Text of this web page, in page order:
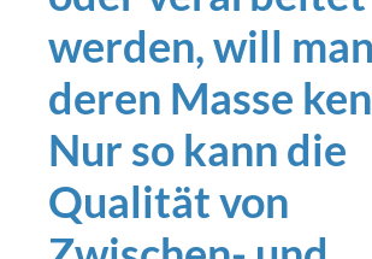
werden, will man
deren Masse
Nur so kann die
Qualität von